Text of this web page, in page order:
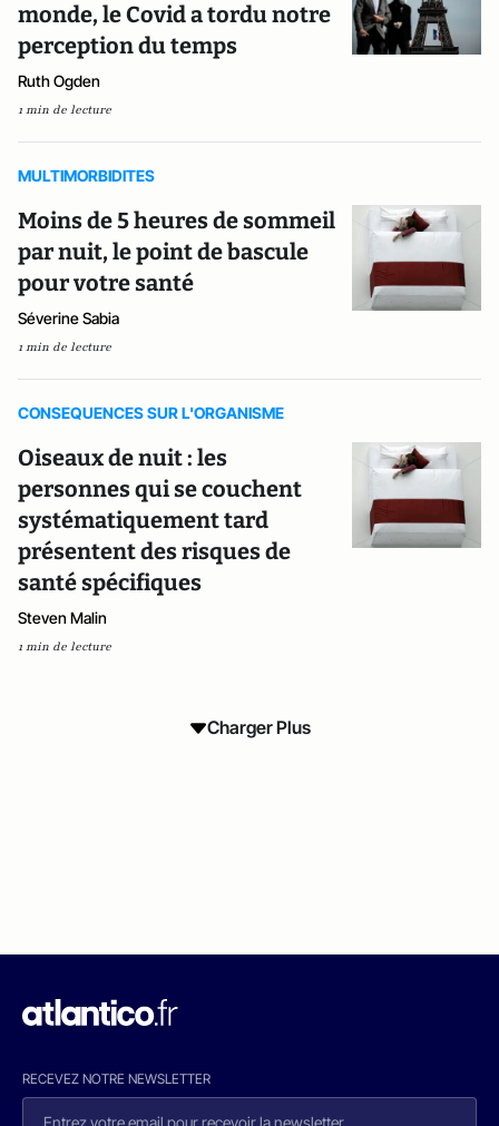
monde, le Covid a tordu notre
perception du temps
Ruth Ogden
1 min de lecture
MULTIMORBIDITES
Moins de 5 heures de sommeil
par nuit, le point de bascule
pour votre santé
Séverine Sabia
1 min de lecture
CONSEQUENCES SUR L'ORGANISME
Oiseaux de nuit : les
personnes qui se couchent
systématiquement tard
présentent des risques de
santé spécifiques
Steven Malin
1 min de lecture
Charger Plus
RECEVEZ NOTRE NEWSLETTER